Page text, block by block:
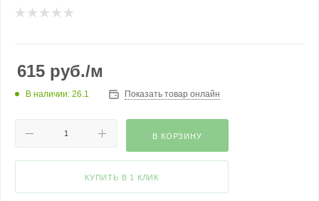
615 руб./м
В наличии: 26.1 Показать товар онлайн
В КОРЗИНУ
КУПИТЬ В 1 КЛИК